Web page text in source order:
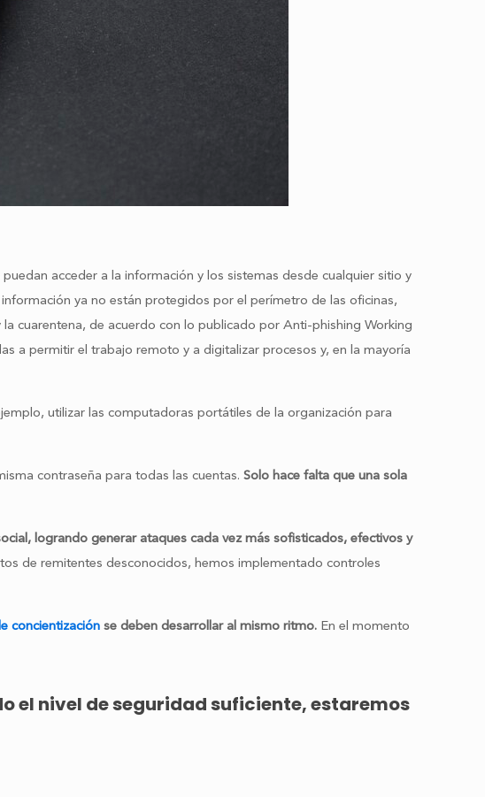
acceder a la información y los sistemas desde cualquier sitio y
información ya no están protegidos por el perímetro de las oficinas,
cuarentena, de acuerdo con lo publicado por Anti-phishing Working
a permitir el trabajo remoto y a digitalizar procesos y, en la mayoría
utilizar las computadoras portátiles de la organización para
contraseña para todas las cuentas.Solo hace falta que una sola
logrando generar ataques cada vez más sofisticados, efectivos y
de remitentes desconocidos, hemos implementado controles
concientización se deben desarrollar al mismo ritmo. En el momento
el nivel de seguridad suficiente, estaremos